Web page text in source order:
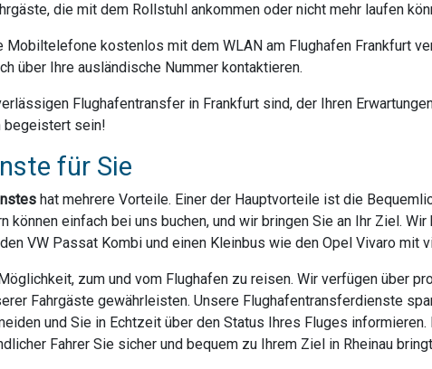
die mit dem Rollstuhl ankommen oder nicht mehr laufen
kostenlos mit dem WLAN am Flughafen Frankfurt
über Ihre ausländische Nummer kontaktieren.
Flughafentransfer in Frankfurt sind, der Ihren
begeistert sein!
für Sie
hat mehrere Vorteile. Einer der Hauptvorteile ist die
einfach bei uns buchen, und wir bringen Sie an Ihr Ziel.
VW Passat Kombi und einen Kleinbus wie den Opel Vivaro mit
zum und vom Flughafen zu reisen. Wir verfügen über
Fahrgäste gewährleisten. Unsere Flughafentransferdienste
und Sie in Echtzeit über den Status Ihres Fluges
Fahrer Sie sicher und bequem zu Ihrem Ziel in Rheinau